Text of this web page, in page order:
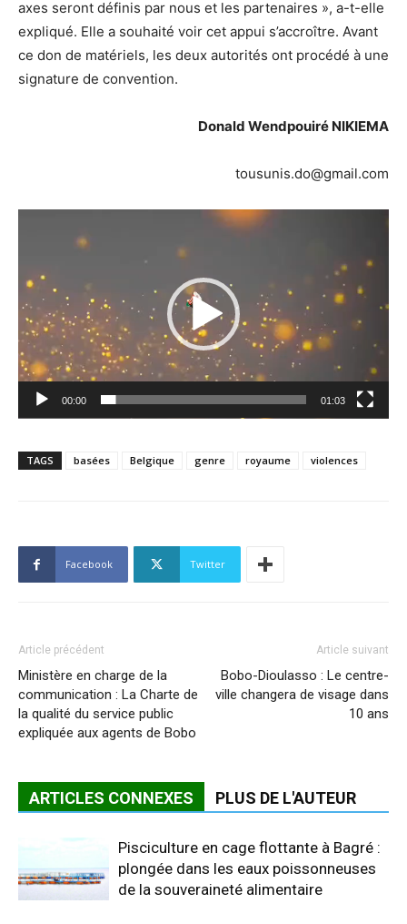
axes seront définis par nous et les partenaires », a-t-elle
expliqué. Elle a souhaité voir cet appui s’accroître. Avant
ce don de matériels, les deux autorités ont procédé à une
signature de convention.
Donald Wendpouiré NIKIEMA
tousunis.do@gmail.com
Lecteur
00:00 01:03
TAGS basées Belgique genre royaume violences
Facebook Twitter
Article précédent
Ministère en charge de la
communication : La Charte de
la qualité du service public
expliquée aux agents de Bobo
Article suivant
Bobo-Dioulasso : Le centre-
ville changera de visage dans
10 ans
ARTICLES CONNEXES PLUS DE L'AUTEUR
Pisciculture en cage flottante à Bagré :
plongée dans les eaux poissonneuses
de la souveraineté alimentaire